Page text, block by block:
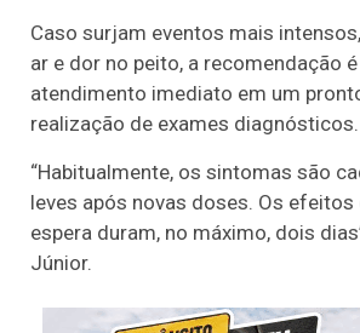
Caso surjam eventos mais
ar e dor no peito, a recomendação
atendimento imediato em um
realização de exames diagnósticos.
“Habitualmente, os sintomas são
leves após novas doses. Os efeitos
espera duram, no máximo, dois
Júnior.